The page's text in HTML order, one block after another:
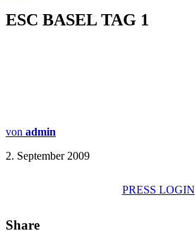
ESC BASEL TAG 1
von admin
2. September 2009
PRESS LOGIN
Share